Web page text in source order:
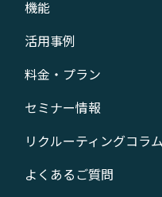
機能
活用事例
料金・プラン
セミナー情報
リクルーティングコラム
よくあるご質問